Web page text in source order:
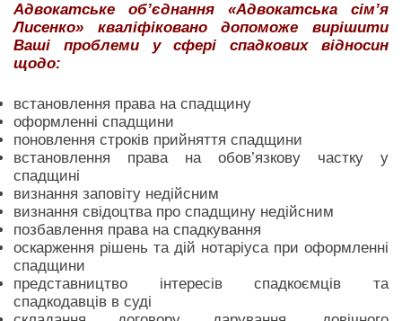
Адвокатське об’єднання «Адвокатська сім’я
Лисенко» кваліфіковано допоможе вирішити
Ваші проблеми у сфері спадкових відносин
щодо:
встановлення права на спадщину
оформленні спадщини
поновлення строків прийняття спадщини
встановлення права на обов’язкову частку у
спадщині
визнання заповіту недійсним
визнання свідоцтва про спадщину недійсним
позбавлення права на спадкування
оскарження рішень та дій нотаріуса при оформленні
спадщини
представництво інтересів спадкоємців та
спадкодавців в суді